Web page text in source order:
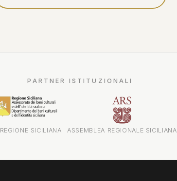
PARTNER ISTITUZIONALI
REGIONE SICILIANA ASSEMBLEA REGIONALE SICILIANA